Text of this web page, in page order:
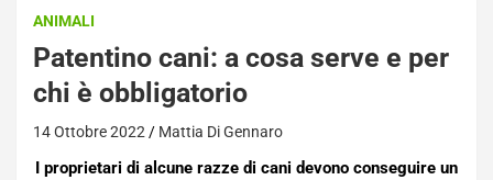
ANIMALI
Patentino cani: a cosa serve e per
chi è obbligatorio
14 Ottobre 2022 Mattia Di Gennaro
I proprietari di alcune razze di cani devono conseguire un